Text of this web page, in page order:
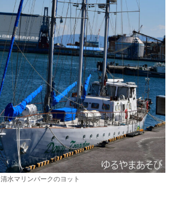
清水マリンパークのヨット